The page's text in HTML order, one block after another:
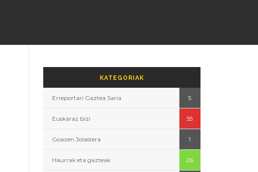
KATEGORIAK
Erreportari Gaztea Saria 5
Euskaraz bizi 55
Goazen Jolastera 1
Haurrak eta gazteak 26